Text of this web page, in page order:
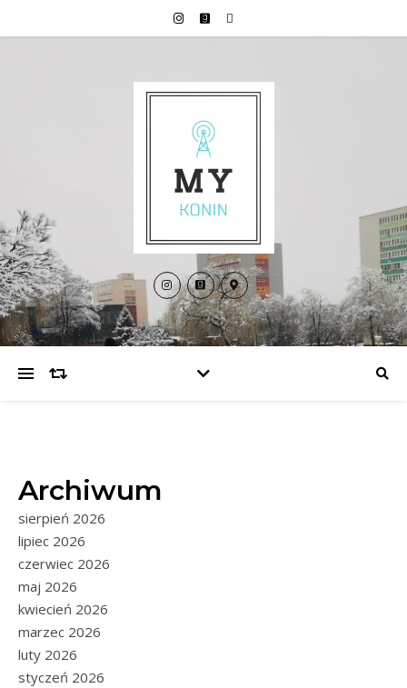
Archiwum
sierpień 2026
lipiec 2026
czerwiec 2026
maj 2026
kwiecień 2026
marzec 2026
luty 2026
styczeń 2026